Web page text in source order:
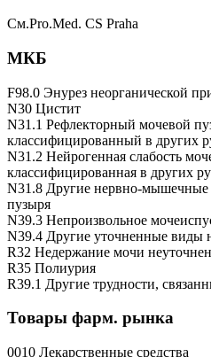
См.Pro.Med. CS Praha
МКБ
F98.0 Энурез неорганической
N30 Цистит
N31.1 Рефлекторный мочевой
классифицированный в других
N31.2 Нейрогенная слабость
классифицированная в других
N31.8 Другие нервно-
пузыря
N39.3 Непроизвольное
N39.4 Другие уточненные виды
R32 Недержание мочи
R35 Полиурия
R39.1 Другие трудности,
Товары фарм. рынка
0010 Лекарственные средства